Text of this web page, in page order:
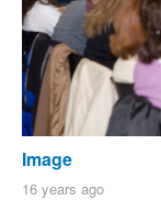
Image
16 years ago